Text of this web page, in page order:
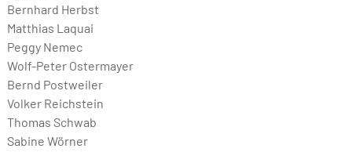
Bernhard Herbst
Matthias Laquai
Peggy Nemec
Wolf-Peter Ostermayer
Bernd Postweiler
Volker Reichstein
Thomas Schwab
Sabine Wörner